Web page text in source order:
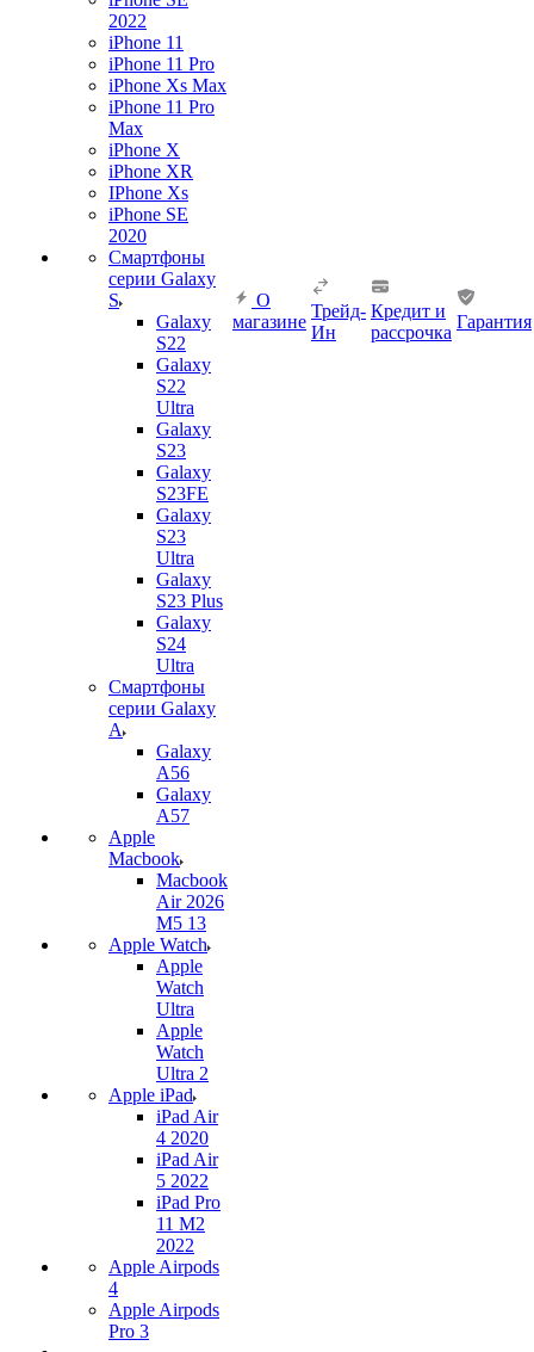
2022
iPhone 11
iPhone 11 Pro
iPhone Xs Max
iPhone 11 Pro
Max
iPhone X
iPhone XR
IPhone Xs
iPhone SE
2020
Смартфоны
серии Galaxy
S
Galaxy
S22
Galaxy
S22
Ultra
Galaxy
S23
Galaxy
S23FE
Galaxy
S23
Ultra
Galaxy
S23 Plus
Galaxy
S24
Ultra
Смартфоны
серии Galaxy
A
Galaxy
A56
Galaxy
A57
Apple
Macbook
Macbook
Air 2026
M5 13
Apple Watch
Apple
Watch
Ultra
Apple
Watch
Ultra 2
Apple iPad
iPad Air
4 2020
iPad Air
5 2022
iPad Pro
11 M2
2022
Apple Airpods
4
Apple Airpods
Pro 3
О
магазине
Трейд-
Ин
Кредит и
рассрочка
Гарантия